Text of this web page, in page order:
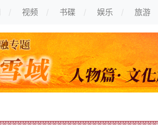
视频 书碟 娱乐 旅游